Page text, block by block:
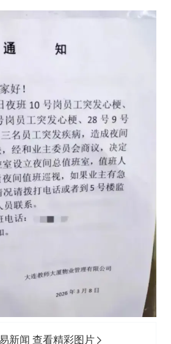
新闻 查看精彩图片